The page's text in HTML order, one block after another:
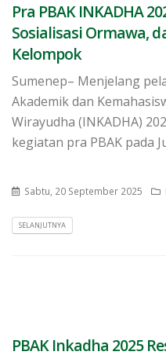
Pra PBAK INKADHA
Sosialisasi Ormawa,
Kelompok
Sumenep– Menjelang
Akademik dan
Wirayudha (INKADHA)
kegiatan pra PBAK pada
Sabtu, 20 September 2025
SELANJUTNYA
PBAK Inkadha 2025